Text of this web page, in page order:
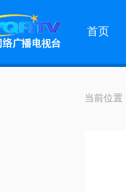
首页
当前位置